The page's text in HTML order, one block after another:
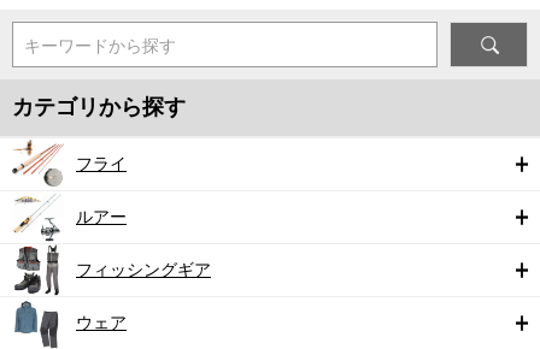
キーワードから探す
カテゴリから探す
フライ
ルアー
フィッシングギア
ウェア